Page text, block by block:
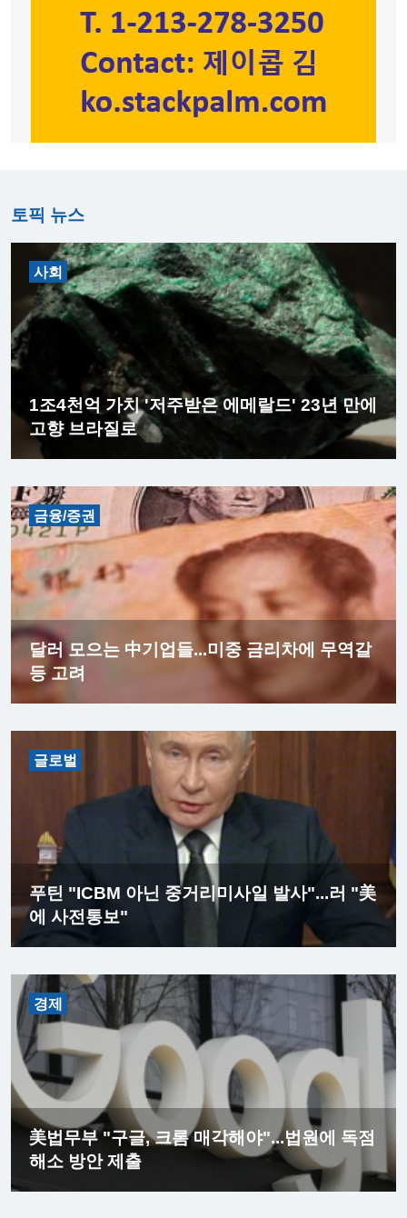
토픽 뉴스
사회
1조4천억 가치 '저주받은 에메랄드' 23년 만에
고향 브라질로
금융/증권
달러 모으는 中기업들...미중 금리차에 무역갈
등 고려
글로벌
푸틴 "ICBM 아닌 중거리미사일 발사"...러 "美
에 사전통보"
경제
美법무부 "구글, 크롬 매각해야"...법원에 독점
해소 방안 제출